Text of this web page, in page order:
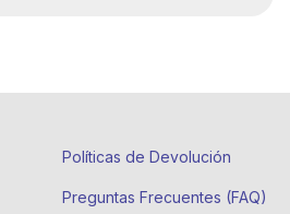
Políticas de Devolución
Preguntas Frecuentes (FAQ)